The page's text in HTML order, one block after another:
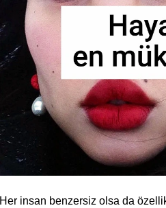
Her insan benzersiz olsa da